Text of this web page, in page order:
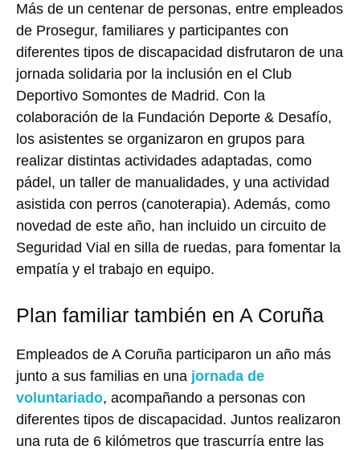
Más de un centenar de personas, entre empleados
de Prosegur, familiares y participantes con
diferentes tipos de discapacidad disfrutaron de una
jornada solidaria por la inclusión en el Club
Deportivo Somontes de Madrid. Con la
colaboración de la Fundación Deporte & Desafío,
los asistentes se organizaron en grupos para
realizar distintas actividades adaptadas, como
pádel, un taller de manualidades, y una actividad
asistida con perros (canoterapia). Además, como
novedad de este año, han incluido un circuito de
Seguridad Vial en silla de ruedas, para fomentar la
empatía y el trabajo en equipo.
Plan familiar también en A Coruña
Empleados de A Coruña participaron un año más
junto a sus familias en una jornada de
voluntariado, acompañando a personas con
diferentes tipos de discapacidad. Juntos realizaron
una ruta de 6 kilómetros que trascurría entre las